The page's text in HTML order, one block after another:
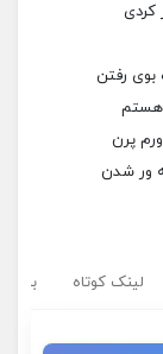
کردی
بوی رفتن
هستم
پرن
ور شدن
لینک کوتاه